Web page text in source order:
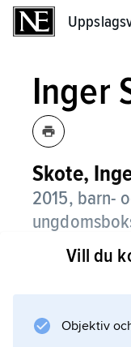
Inger
Skote,
2015, barn-
psykologiskt
Vill du
Objektiv